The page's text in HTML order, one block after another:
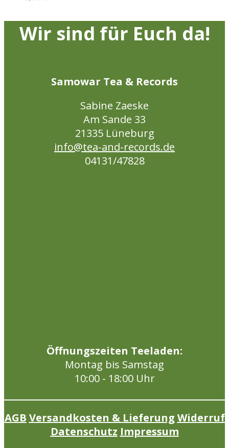
Wir sind für Euch da!
Samowar Tea & Records
Sabine Zaeske
Am Sande 33
21335 Lüneburg
info@tea-and-records.de
04131/47828
Öffnungszeiten Teeladen:
Montag bis Samstag
10:00 - 18:00 Uhr
AGB Versandkosten & Lieferung Widerruf
Datenschutz Impressum